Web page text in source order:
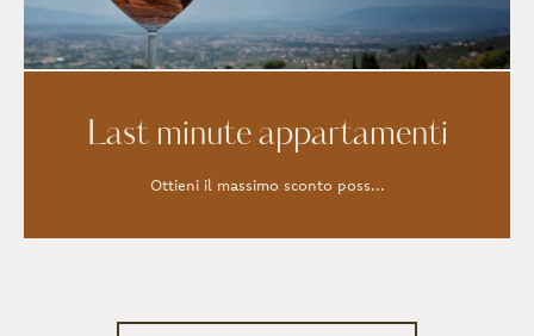
Last minute appartamenti
Ottieni il massimo sconto poss...